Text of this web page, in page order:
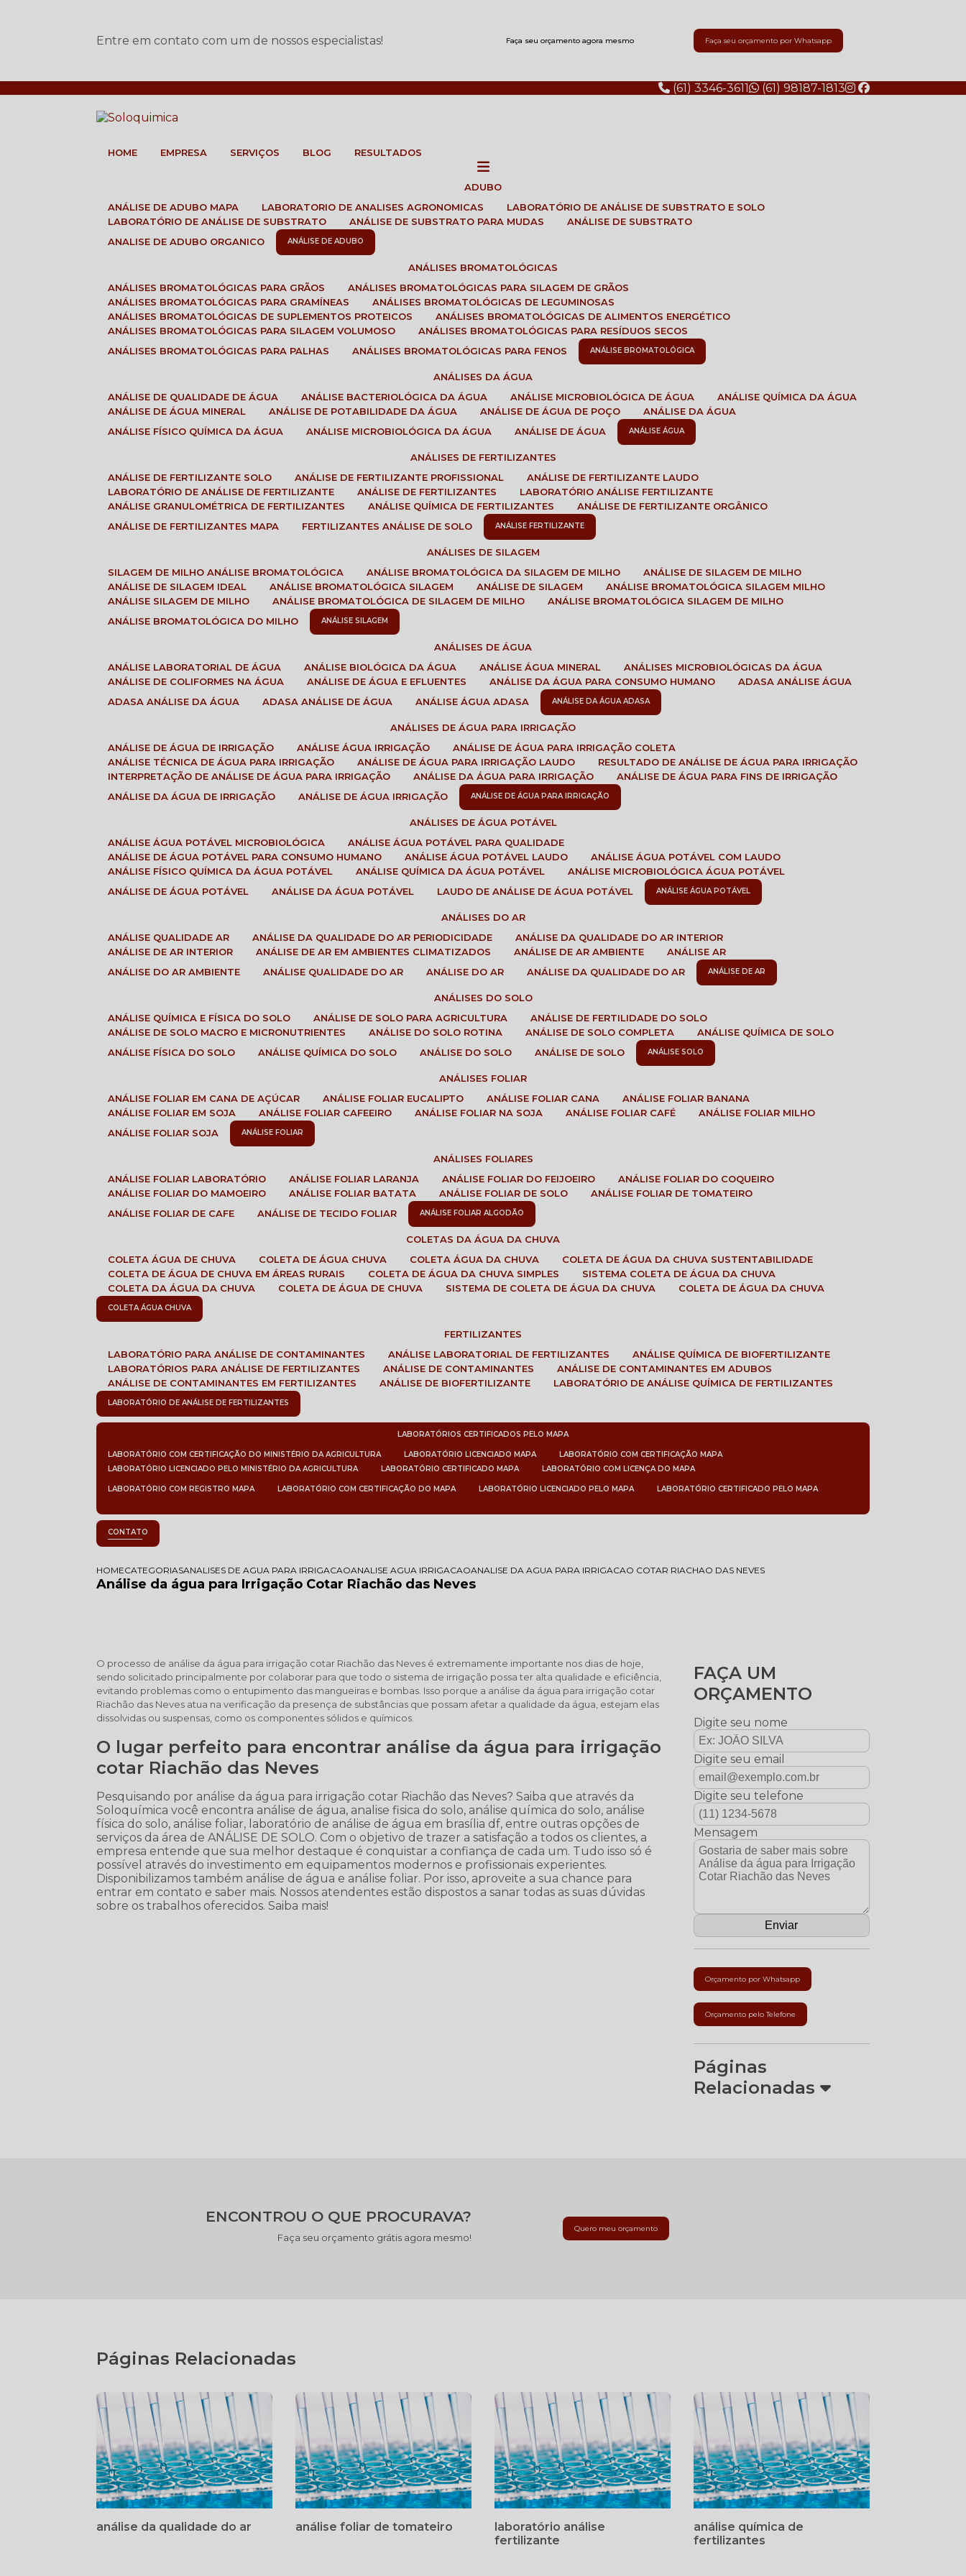
Entre em contato com um de nossos especialistas! Faça seu orçamento agora mesmo Faça seu orçamento por Whatsapp
(61) 3346-3611 (61) 98187-1813
HOME EMPRESA SERVIÇOS BLOG RESULTADOS
ADUBO
ANÁLISE DE ADUBO MAPA
LABORATORIO DE ANALISES AGRONOMICAS
LABORATÓRIO DE ANÁLISE DE SUBSTRATO E SOLO
LABORATÓRIO DE ANÁLISE DE SUBSTRATO
ANÁLISE DE SUBSTRATO PARA MUDAS
ANÁLISE DE SUBSTRATO
ANALISE DE ADUBO ORGANICO
ANÁLISE DE ADUBO
ANÁLISES BROMATOLÓGICAS
ANÁLISES BROMATOLÓGICAS PARA GRÃOS
ANÁLISES BROMATOLÓGICAS PARA SILAGEM DE GRÃOS
ANÁLISES BROMATOLÓGICAS PARA GRAMÍNEAS
ANÁLISES BROMATOLÓGICAS DE LEGUMINOSAS
ANÁLISES BROMATOLÓGICAS DE SUPLEMENTOS PROTEICOS
ANÁLISES BROMATOLÓGICAS DE ALIMENTOS ENERGÉTICO
ANÁLISES BROMATOLÓGICAS PARA SILAGEM VOLUMOSO
ANÁLISES BROMATOLÓGICAS PARA RESÍDUOS SECOS
ANÁLISES BROMATOLÓGICAS PARA PALHAS
ANÁLISES BROMATOLÓGICAS PARA FENOS ANÁLISE BROMATOLÓGICA
ANÁLISES DA ÁGUA
ANÁLISE DE QUALIDADE DE ÁGUA
ANÁLISE BACTERIOLÓGICA DA ÁGUA ANÁLISE MICROBIOLÓGICA DE ÁGUA
ANÁLISE QUÍMICA DA ÁGUA
ANÁLISE DE ÁGUA MINERAL
ANÁLISE DE POTABILIDADE DA ÁGUA ANÁLISE DE ÁGUA DE POÇO
ANÁLISE DA ÁGUA
ANÁLISE FÍSICO QUÍMICA DA ÁGUA
ANÁLISE MICROBIOLÓGICA DA ÁGUA ANÁLISE DE ÁGUA ANÁLISE ÁGUA
ANÁLISES DE FERTILIZANTES
ANÁLISE DE FERTILIZANTE SOLO
ANÁLISE DE FERTILIZANTE PROFISSIONAL
ANÁLISE DE FERTILIZANTE LAUDO
LABORATÓRIO DE ANÁLISE DE FERTILIZANTE
ANÁLISE DE FERTILIZANTES
LABORATÓRIO ANÁLISE FERTILIZANTE
ANÁLISE GRANULOMÉTRICA DE FERTILIZANTES
ANÁLISE QUÍMICA DE FERTILIZANTES
ANÁLISE DE FERTILIZANTE ORGÂNICO
ANÁLISE DE FERTILIZANTES MAPA
FERTILIZANTES ANÁLISE DE SOLO ANÁLISE FERTILIZANTE
ANÁLISES DE SILAGEM
SILAGEM DE MILHO ANÁLISE BROMATOLÓGICA
ANÁLISE BROMATOLÓGICA DA SILAGEM DE MILHO
ANÁLISE DE SILAGEM DE MILHO
ANÁLISE DE SILAGEM IDEAL
ANÁLISE BROMATOLÓGICA SILAGEM ANÁLISE DE SILAGEM
ANÁLISE BROMATOLÓGICA SILAGEM MILHO
ANÁLISE SILAGEM DE MILHO
ANÁLISE BROMATOLÓGICA DE SILAGEM DE MILHO
ANÁLISE BROMATOLÓGICA SILAGEM DE MILHO
ANÁLISE BROMATOLÓGICA DO MILHO
ANÁLISE SILAGEM
ANÁLISES DE ÁGUA
ANÁLISE LABORATORIAL DE ÁGUA
ANÁLISE BIOLÓGICA DA ÁGUA ANÁLISE ÁGUA MINERAL
ANÁLISES MICROBIOLÓGICAS DA ÁGUA
ANÁLISE DE COLIFORMES NA ÁGUA
ANÁLISE DE ÁGUA E EFLUENTES ANÁLISE DA ÁGUA PARA CONSUMO HUMANO
ADASA ANÁLISE ÁGUA
ADASA ANÁLISE DA ÁGUA
ADASA ANÁLISE DE ÁGUA ANÁLISE ÁGUA ADASA ANÁLISE DA ÁGUA ADASA
ANÁLISES DE ÁGUA PARA IRRIGAÇÃO
ANÁLISE DE ÁGUA DE IRRIGAÇÃO
ANÁLISE ÁGUA IRRIGAÇÃO
ANÁLISE DE ÁGUA PARA IRRIGAÇÃO COLETA
ANÁLISE TÉCNICA DE ÁGUA PARA IRRIGAÇÃO
ANÁLISE DE ÁGUA PARA IRRIGAÇÃO LAUDO
RESULTADO DE ANÁLISE DE ÁGUA PARA IRRIGAÇÃO
INTERPRETAÇÃO DE ANÁLISE DE ÁGUA PARA IRRIGAÇÃO
ANÁLISE DA ÁGUA PARA IRRIGAÇÃO
ANÁLISE DE ÁGUA PARA FINS DE IRRIGAÇÃO
ANÁLISE DA ÁGUA DE IRRIGAÇÃO
ANÁLISE DE ÁGUA IRRIGAÇÃO ANÁLISE DE ÁGUA PARA IRRIGAÇÃO
ANÁLISES DE ÁGUA POTÁVEL
ANÁLISE ÁGUA POTÁVEL MICROBIOLÓGICA
ANÁLISE ÁGUA POTÁVEL PARA QUALIDADE
ANÁLISE DE ÁGUA POTÁVEL PARA CONSUMO HUMANO
ANÁLISE ÁGUA POTÁVEL LAUDO
ANÁLISE ÁGUA POTÁVEL COM LAUDO
ANÁLISE FÍSICO QUÍMICA DA ÁGUA POTÁVEL
ANÁLISE QUÍMICA DA ÁGUA POTÁVEL
ANÁLISE MICROBIOLÓGICA ÁGUA POTÁVEL
ANÁLISE DE ÁGUA POTÁVEL
ANÁLISE DA ÁGUA POTÁVEL LAUDO DE ANÁLISE DE ÁGUA POTÁVEL ANÁLISE ÁGUA POTÁVEL
ANÁLISES DO AR
ANÁLISE QUALIDADE AR
ANÁLISE DA QUALIDADE DO AR PERIODICIDADE
ANÁLISE DA QUALIDADE DO AR INTERIOR
ANÁLISE DE AR INTERIOR
ANÁLISE DE AR EM AMBIENTES CLIMATIZADOS ANÁLISE DE AR AMBIENTE
ANÁLISE AR
ANÁLISE DO AR AMBIENTE
ANÁLISE QUALIDADE DO AR ANÁLISE DO AR ANÁLISE DA QUALIDADE DO AR ANÁLISE DE AR
ANÁLISES DO SOLO
ANÁLISE QUÍMICA E FÍSICA DO SOLO
ANÁLISE DE SOLO PARA AGRICULTURA
ANÁLISE DE FERTILIDADE DO SOLO
ANÁLISE DE SOLO MACRO E MICRONUTRIENTES
ANÁLISE DO SOLO ROTINA ANÁLISE DE SOLO COMPLETA
ANÁLISE QUÍMICA DE SOLO
ANÁLISE FÍSICA DO SOLO
ANÁLISE QUÍMICA DO SOLO ANÁLISE DO SOLO ANÁLISE DE SOLO ANÁLISE SOLO
ANÁLISES FOLIAR
ANÁLISE FOLIAR EM CANA DE AÇÚCAR
ANÁLISE FOLIAR EUCALIPTO ANÁLISE FOLIAR CANA
ANÁLISE FOLIAR BANANA
ANÁLISE FOLIAR EM SOJA
ANÁLISE FOLIAR CAFEEIRO ANÁLISE FOLIAR NA SOJA ANÁLISE FOLIAR CAFÉ
ANÁLISE FOLIAR MILHO
ANÁLISE FOLIAR SOJA
ANÁLISE FOLIAR
ANÁLISES FOLIARES
ANÁLISE FOLIAR LABORATÓRIO
ANÁLISE FOLIAR LARANJA ANÁLISE FOLIAR DO FEIJOEIRO
ANÁLISE FOLIAR DO COQUEIRO
ANÁLISE FOLIAR DO MAMOEIRO
ANÁLISE FOLIAR BATATA ANÁLISE FOLIAR DE SOLO
ANÁLISE FOLIAR DE TOMATEIRO
ANÁLISE FOLIAR DE CAFE
ANÁLISE DE TECIDO FOLIAR ANÁLISE FOLIAR ALGODÃO
COLETAS DA ÁGUA DA CHUVA
COLETA ÁGUA DE CHUVA
COLETA DE ÁGUA CHUVA COLETA ÁGUA DA CHUVA
COLETA DE ÁGUA DA CHUVA SUSTENTABILIDADE
COLETA DE ÁGUA DE CHUVA EM ÁREAS RURAIS
COLETA DE ÁGUA DA CHUVA SIMPLES
SISTEMA COLETA DE ÁGUA DA CHUVA
COLETA DA ÁGUA DA CHUVA
COLETA DE ÁGUA DE CHUVA SISTEMA DE COLETA DE ÁGUA DA CHUVA COLETA DE ÁGUA DA CHUVA
COLETA ÁGUA CHUVA
FERTILIZANTES
LABORATÓRIO PARA ANÁLISE DE CONTAMINANTES
ANÁLISE LABORATORIAL DE FERTILIZANTES
ANÁLISE QUÍMICA DE BIOFERTILIZANTE
LABORATÓRIOS PARA ANÁLISE DE FERTILIZANTES
ANÁLISE DE CONTAMINANTES
ANÁLISE DE CONTAMINANTES EM ADUBOS
ANÁLISE DE CONTAMINANTES EM FERTILIZANTES
ANÁLISE DE BIOFERTILIZANTE LABORATÓRIO DE ANÁLISE QUÍMICA DE FERTILIZANTES
LABORATÓRIO DE ANÁLISE DE FERTILIZANTES
LABORATÓRIOS CERTIFICADOS PELO MAPA
LABORATÓRIO COM CERTIFICAÇÃO DO MINISTÉRIO DA AGRICULTURA LABORATÓRIO LICENCIADO MAPA
LABORATÓRIO COM CERTIFICAÇÃO MAPA
LABORATÓRIO LICENCIADO PELO MINISTÉRIO DA AGRICULTURA
LABORATÓRIO CERTIFICADO MAPA LABORATÓRIO COM LICENÇA DO MAPA
LABORATÓRIO COM REGISTRO MAPA LABORATÓRIO COM CERTIFICAÇÃO DO MAPA LABORATÓRIO LICENCIADO PELO MAPA LABORATÓRIO CERTIFICADO PELO MAPA
CONTATO
HOMECATEGORIASANALISES DE AGUA PARA IRRIGACAOANALISE AGUA IRRIGACAOANALISE DA AGUA PARA IRRIGACAO COTAR RIACHAO DAS NEVES
Análise da água para Irrigação Cotar Riachão das Neves
O processo de análise da água para irrigação cotar Riachão das Neves é extremamente importante nos dias de hoje,
sendo solicitado principalmente por colaborar para que todo o sistema de irrigação possa ter alta qualidade e eficiência,
evitando problemas como o entupimento das mangueiras e bombas. Isso porque a análise da água para irrigação cotar
Riachão das Neves atua na verificação da presença de substâncias que possam afetar a qualidade da água, estejam elas
dissolvidas ou suspensas, como os componentes sólidos e químicos.
O lugar perfeito para encontrar análise da água para irrigação
cotar Riachão das Neves
Pesquisando por análise da água para irrigação cotar Riachão das Neves? Saiba que através da
Soloquímica você encontra análise de água, analise fisica do solo, análise química do solo, análise
física do solo, análise foliar, laboratório de análise de água em brasília df, entre outras opções de
serviços da área de ANÁLISE DE SOLO. Com o objetivo de trazer a satisfação a todos os clientes, a
empresa entende que sua melhor destaque é conquistar a confiança de cada um. Tudo isso só é
possível através do investimento em equipamentos modernos e profissionais experientes.
Disponibilizamos também análise de água e análise foliar. Por isso, aproveite a sua chance para
entrar em contato e saber mais. Nossos atendentes estão dispostos a sanar todas as suas dúvidas
sobre os trabalhos oferecidos. Saiba mais!
FAÇA UM
ORÇAMENTO
Digite seu nome
Digite seu email
Digite seu telefone
Mensagem
Orçamento por Whatsapp
Orçamento pelo Telefone
Páginas
Relacionadas
ENCONTROU O QUE PROCURAVA?
Faça seu orçamento grátis agora mesmo!
Quero meu orçamento
Páginas Relacionadas
análise da qualidade do ar análise foliar de tomateiro
laboratório análise
fertilizante
análise química de
fertilizantes